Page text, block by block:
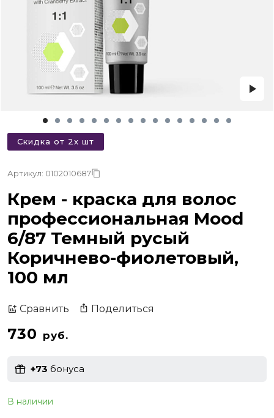
Скидка от 2х шт
Артикул: 0102010687
Крем - краска для волос
профессиональная Mood
6/87 Темный русый
Коричнево-фиолетовый,
100 мл
Сравнить Поделиться
730 руб.
+73 бонуса
В наличии